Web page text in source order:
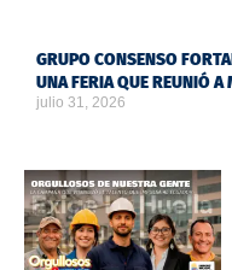
GRUPO CONSENSO
UNA FERIA QUE REUNIÓ
julio 31, 2026